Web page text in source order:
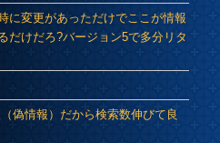
に変更があっただけでここが情報
だけだろ?バージョン5で多分リタ
偽情報）だから検索数伸びて良